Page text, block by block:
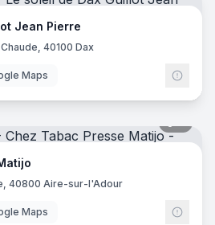
Jean Pierre
40100 Dax
Maps
40800 Aire-sur-l'Adour
Maps